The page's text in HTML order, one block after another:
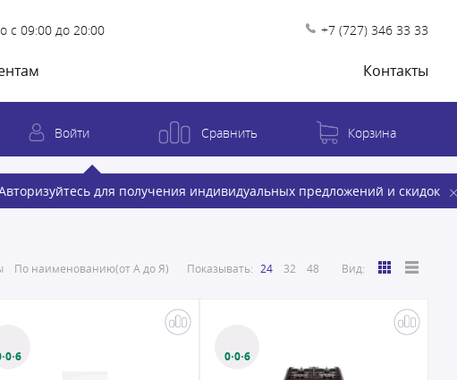
с 09:00 до 20:00 +7 (727) 346 33 33
Контакты
Войти
для получения индивидуальных предложений и скидок
Сравнить Корзина
По наименованию(от А до Я) Показывать: 24 32 48 Вид:
0·0·6